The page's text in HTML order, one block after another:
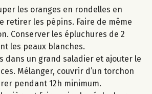
les oranges en rondelles en
retirer les pépins. Faire de même
Conserver les épluchures de 2
les peaux blanches.
dans un grand saladier et ajouter le
Mélanger, couvrir d’un torchon
pendant 12h minimum.